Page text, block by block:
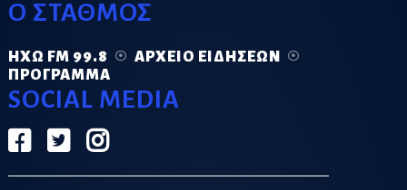
Ο ΣΤΑΘΜΟΣ
ΗΧΏ FM 99.8
ΑΡΧΕΊΟ ΕΙΔΉΣΕΩΝ
ΠΡΌΓΡΑΜΜΑ
SOCIAL MEDIA